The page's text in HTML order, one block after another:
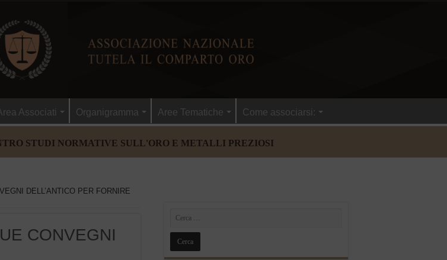
Associati Organigramma Aree Tematiche Come associarsi:
STUDI NORMATIVE SULL'ORO E METALLI PREZIOSI
DELL’ANTICO PER FORNIRE
CONVEGNI